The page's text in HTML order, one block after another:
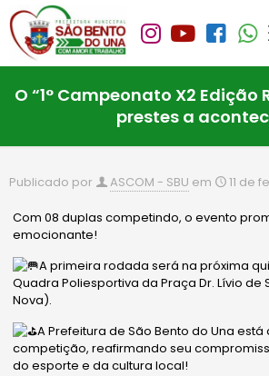
O “1° Campeonato X2 Edição
prestes a
Publicado por ASCOM - SBU em 11 de
Com 08 duplas competindo, o evento
emocionante!
A primeira rodada será na próxima
Quadra Poliesportiva da Praça Dr. Lívio de
Nova).
A Prefeitura de São Bento do Una
competição, reafirmando seu
do esporte e da cultura local!